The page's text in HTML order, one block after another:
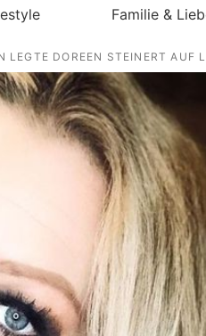
Serien
Promiflash
Familie &
LEGTE DOREEN STEINERT AUF